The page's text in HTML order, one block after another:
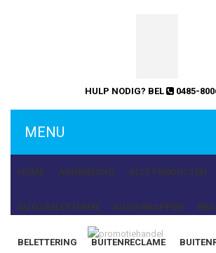
HULP NODIG? BEL 0485-
MENU
HOME AANBIEDING ALLE PRODUCTEN
AUTO BELETTEREN AUTO WRAPPEN
BELETTERING BUITENRECLAME